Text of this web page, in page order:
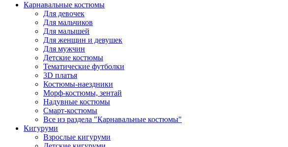
Карнавальные костюмы
Для девочек
Для мальчиков
Для малышей
Для женщин и девушек
Для мужчин
Детские костюмы
Тематические футболки
3D платья
Костюмы-наездники
Морф-костюмы, зентай
Надувные костюмы
Смарт-костюмы
Все из раздела "Карнавальные костюмы"
Кигуруми
Взрослые кигуруми